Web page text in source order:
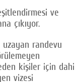
ve
çıkıyor.
uzayan randevu
kişiler için dahi
vizesi